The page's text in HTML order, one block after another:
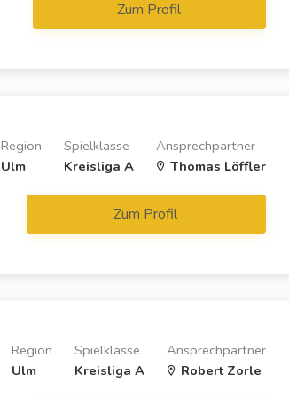
Zum Profil
Ansprechpartner
Thomas Löffler
Spielklasse
Kreisliga A
Region
Ulm
Zum Profil
Ansprechpartner
Robert Zorle
Spielklasse
Kreisliga A
Region
Ulm